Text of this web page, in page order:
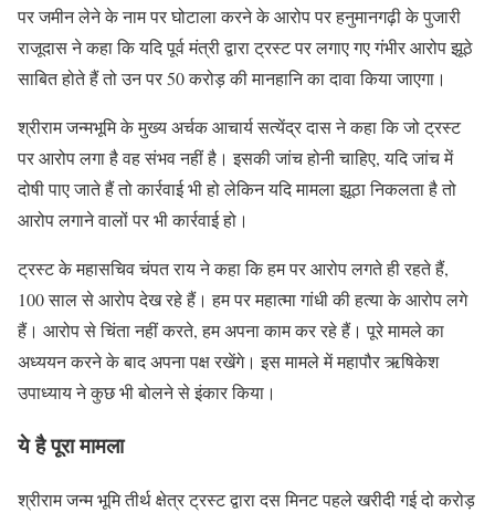
पर जमीन लेने के नाम पर घोटाला करने के आरोप पर हनुमानगढ़ी के पुजारी
राजूदास ने कहा कि यदि पूर्व मंत्री द्वारा ट्रस्ट पर लगाए गए गंभीर आरोप झूठे
साबित होते हैं तो उन पर 50 करोड़ की मानहानि का दावा किया जाएगा।
श्रीराम जन्मभूमि के मुख्य अर्चक आचार्य सत्येंद्र दास ने कहा कि जो ट्रस्ट
पर आरोप लगा है वह संभव नहीं है। इसकी जांच होनी चाहिए, यदि जांच में
दोषी पाए जाते हैं तो कार्रवाई भी हो लेकिन यदि मामला झूठा निकलता है तो
आरोप लगाने वालों पर भी कार्रवाई हो।
ट्रस्ट के महासचिव चंपत राय ने कहा कि हम पर आरोप लगते ही रहते हैं,
100 साल से आरोप देख रहे हैं। हम पर महात्मा गांधी की हत्या के आरोप लगे
हैं। आरोप से चिंता नहीं करते, हम अपना काम कर रहे हैं। पूरे मामले का
अध्ययन करने के बाद अपना पक्ष रखेंगे। इस मामले में महापौर ऋषिकेश
उपाध्याय ने कुछ भी बोलने से इंकार किया।
ये है पूरा मामला
श्रीराम जन्म भूमि तीर्थ क्षेत्र ट्रस्ट द्वारा दस मिनट पहले खरीदी गई दो करोड़